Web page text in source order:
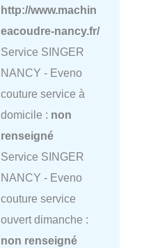
http://www.machin
eacoudre-nancy.fr/
Service SINGER
NANCY - Eveno
couture service à
domicile : non
renseigné
Service SINGER
NANCY - Eveno
couture service
ouvert dimanche :
non renseigné